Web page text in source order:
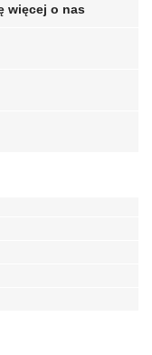
więcej o nas